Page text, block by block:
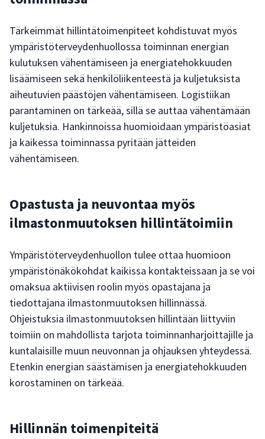
Tärkeimmät hillintätoimenpiteet kohdistuvat myös
ympäristöterveydenhuollossa toiminnan energian
kulutuksen vähentämiseen ja energiatehokkuuden
lisäämiseen sekä henkilöliikenteestä ja kuljetuksista
aiheutuvien päästöjen vähentämiseen. Logistiikan
parantaminen on tärkeää, sillä se auttaa vähentämään
kuljetuksia. Hankinnoissa huomioidaan ympäristöasiat
ja kaikessa toiminnassa pyritään jätteiden
vähentämiseen.
Opastusta ja neuvontaa myös
ilmastonmuutoksen hillintätoimiin
Ympäristöterveydenhuollon tulee ottaa huomioon
ympäristönäkökohdat kaikissa kontakteissaan ja se voi
omaksua aktiivisen roolin myös opastajana ja
tiedottajana ilmastonmuutoksen hillinnässä.
Ohjeistuksia ilmastonmuutoksen hillintään liittyviin
toimiin on mahdollista tarjota toiminnanharjoittajille ja
kuntalaisille muun neuvonnan ja ohjauksen yhteydessä.
Etenkin energian säästämisen ja energiatehokkuuden
korostaminen on tärkeää.
Hillinnän toimenpiteitä